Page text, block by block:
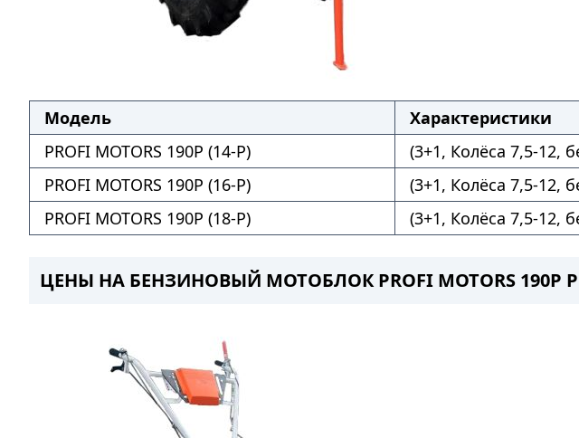
Модель Характеристики
PROFI MOTORS 190P (14-P)
(3+1, Колёса 7,5-12,
PROFI MOTORS 190P (16-P)
(3+1, Колёса 7,5-12,
PROFI MOTORS 190P (18-P)
(3+1, Колёса 7,5-12,
ЦЕНЫ НА БЕНЗИНОВЫЙ МОТОБЛОК PROFI MOTORS 190P